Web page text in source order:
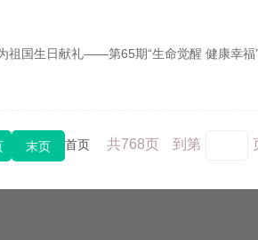
祖国生日献礼——第65期“生命觉醒 健康幸福
首页 共768页 到第
末页